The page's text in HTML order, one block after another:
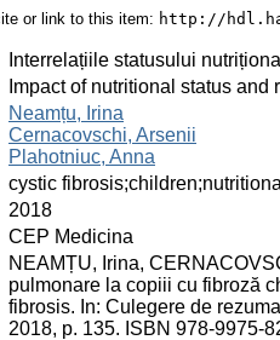
or link to this item: http://
Interrelațiile statusului
Impact of nutritional status
Neamțu, Irina
Cernacovschi, Arsenii
Plahotniuc, Anna
cystic
2018
CEP Medicina
NEAMȚU, Irina,
pulmonare la copiii cu fibroză
fibrosis. In: Culegere de
2018, p. 135. ISBN 978-9975-